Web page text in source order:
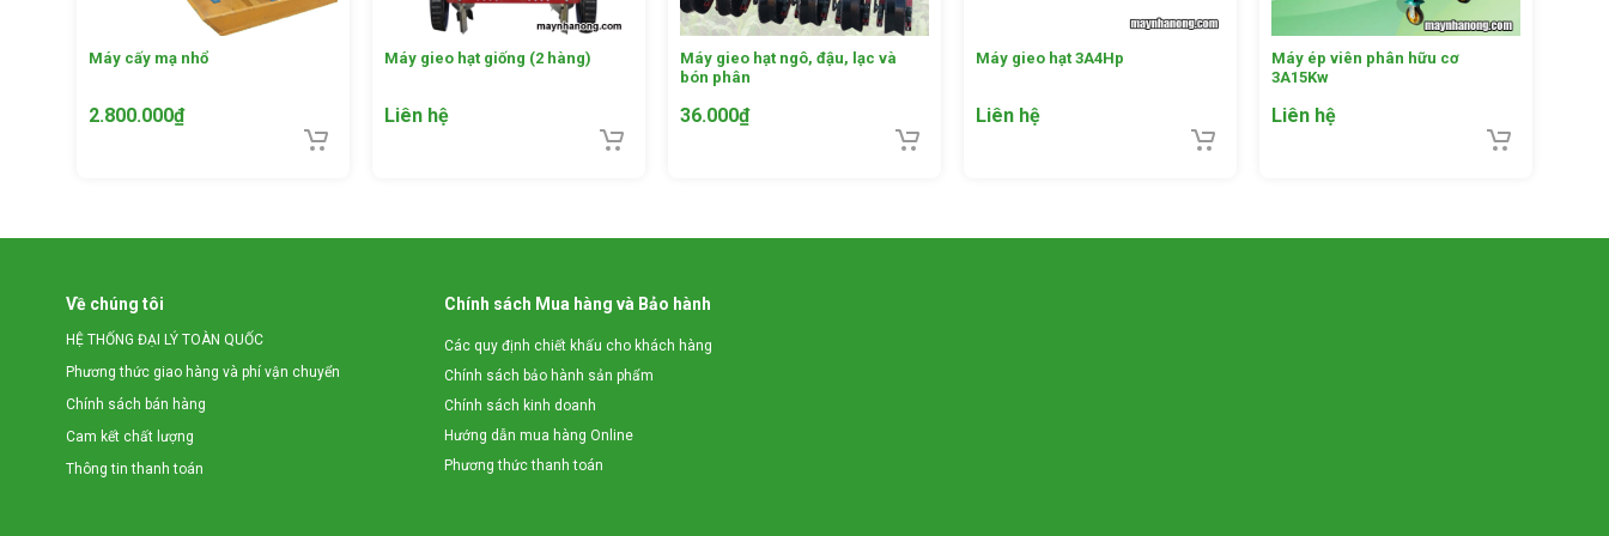
Máy cấy mạ nhổ
2.800.000₫
Máy gieo hạt giống (2 hàng)
Liên hệ
Máy gieo hạt ngô, đậu, lạc và
bón phân
36.000₫
Máy gieo hạt 3A4Hp
Liên hệ
Máy ép viên phân hữu cơ
3A15Kw
Liên hệ
Về chúng tôi
HỆ THỐNG ĐẠI LÝ TOÀN QUỐC
Phương thức giao hàng và phí vận chuyển
Chính sách bán hàng
Cam kết chất lượng
Thông tin thanh toán
Chính sách Mua hàng và Bảo hành
Các quy định chiết khấu cho khách hàng
Chính sách bảo hành sản phẩm
Chính sách kinh doanh
Hướng dẫn mua hàng Online
Phương thức thanh toán